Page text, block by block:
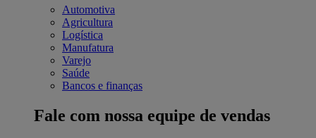
Automotiva
Agricultura
Logística
Manufatura
Varejo
Saúde
Bancos e finanças
Fale com nossa equipe de vendas